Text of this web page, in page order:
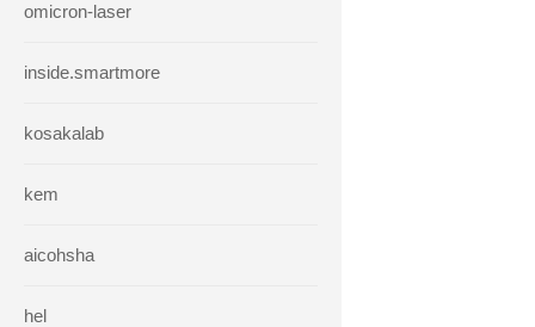
omicron-laser
inside.smartmore
kosakalab
kem
aicohsha
hel